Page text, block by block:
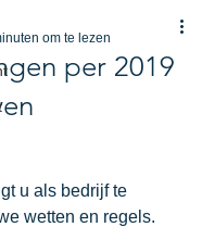
per 2019
om te lezen
u als bedrijf te
wetten en regels.